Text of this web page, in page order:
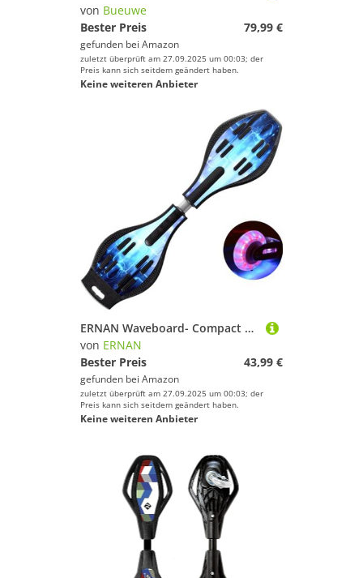
von Bueuwe
Bester Preis
79,99 €
gefunden bei Amazon
zuletzt überprüft am 27.09.2025 um 00:03; der
Preis kann sich seitdem geändert haben.
Keine weiteren Anbieter
ERNAN Waveboard- Compact Lightweight Caster Board Kids/Teens. Waveboard Kinder Street Surfen Caster Torsion Skateboard Double Decks Casterboards Mit LED Leuchtrollen (Phantom Black)
von ERNAN
Bester Preis
43,99 €
gefunden bei Amazon
zuletzt überprüft am 27.09.2025 um 00:03; der
Preis kann sich seitdem geändert haben.
Keine weiteren Anbieter